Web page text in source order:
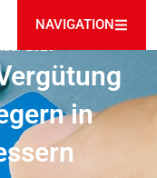
NAVIGATION
2026
in